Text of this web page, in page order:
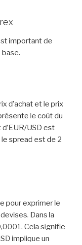
important de
d’achat et le prix
le coût du
USD est
spread est de 2
pour exprimer le
Dans la
Cela signifie
implique un